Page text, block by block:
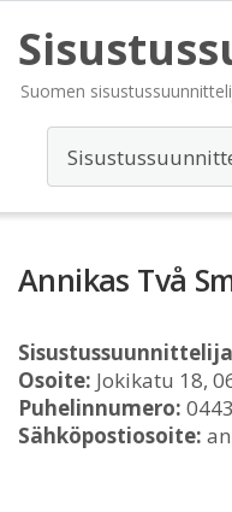
Suomen
Annikas Två
Osoite: Jokikatu 18,
Puhelinnumero:
Sähköpostiosoite: